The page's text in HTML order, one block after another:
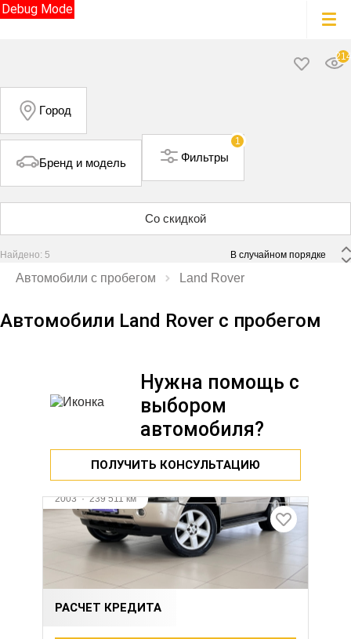
Debug Mode
214
Город
Бренд и модель
1
Фильтры
Со скидкой
Найдено: 5
Автомобили с пробегом Land Rover
Автомобили Land Rover с пробегом
Нужна помощь с
выбором
автомобиля?
ПОЛУЧИТЬ КОНСУЛЬТАЦИЮ
2003·239 511 км
LAND ROVER RANGE ROVER
4.4 л (286 л.с.), АКПП, бензин, полный
955 000 ₽
РАСЧЕТ КРЕДИТА